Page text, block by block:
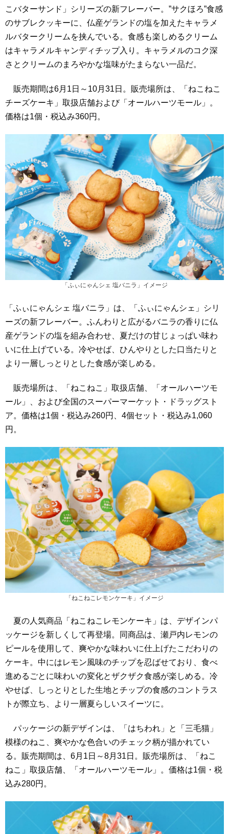
こバターサンド」シリーズの新フレーバー。”サクほろ”食感
のサブレクッキーに、仏産ゲランドの塩を加えたキャラメ
ルバタークリームを挟んでいる。食感も楽しめるクリーム
はキャラメルキャンディチップ入り。キャラメルのコク深
さとクリームのまろやかな塩味がたまらない一品だ。
販売期間は6月1日～10月31日。販売場所は、「ねこねこ
チーズケーキ」取扱店舗および「オールハーツモール」。
価格は1個・税込み360円。
「ふぃにゃんシェ 塩バニラ」イメージ
「ふぃにゃんシェ 塩バニラ」は、「ふぃにゃんシェ」シリ
ーズの新フレーバー。ふんわりと広がるバニラの香りに仏
産ゲランドの塩を組み合わせ、夏だけの甘じょっぱい味わ
いに仕上げている。冷やせば、ひんやりとした口当たりと
より一層しっとりとした食感が楽しめる。
販売場所は、「ねこねこ」取扱店舗、「オールハーツモ
ール」、および全国のスーパーマーケット・ドラッグスト
ア。価格は1個・税込み260円、4個セット・税込み1,060
円。
「ねこねこレモンケーキ」イメージ
夏の人気商品「ねこねこレモンケーキ」は、デザインパ
ッケージを新しくして再登場。同商品は、瀬戸内レモンの
ピールを使用して、爽やかな味わいに仕上げたこだわりの
ケーキ。中にはレモン風味のチップを忍ばせており、食べ
進めるごとに味わいの変化とザクザク食感が楽しめる。冷
やせば、しっとりとした生地とチップの食感のコントラス
トが際立ち、より一層夏らしいスイーツに。
パッケージの新デザインは、「はちわれ」と「三毛猫」
模様のねこ、爽やかな色合いのチェック柄が描かれてい
る。販売期間は、6月1日～8月31日。販売場所は、「ねこ
ねこ」取扱店舗、「オールハーツモール」。価格は1個・税
込み280円。